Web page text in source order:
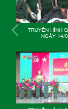
KHU 7 -
7/2026